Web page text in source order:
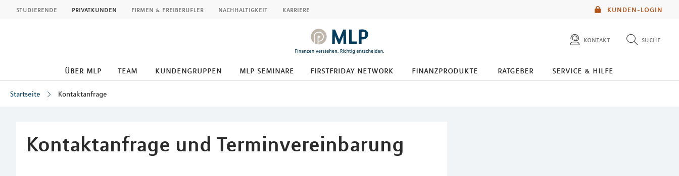
KUNDEN-LOGIN
studierende privatkunden firmen & freiberufler nachhaltigkeit karriere
kontakt suche
diese website durchsuchen
über mlp team kundengruppen mlp seminare firstfriday network finanzprodukte ratgeber service & hilfe
Startseite Kontaktanfrage
Kontaktanfrage und Terminvereinbarung